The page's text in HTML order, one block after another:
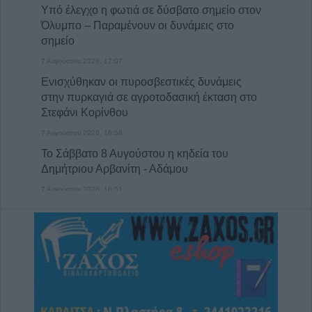
Υπό έλεγχο η φωτιά σε δύσβατο σημείο στον
Όλυμπο – Παραμένουν οι δυνάμεις στο
σημείο
7 Αυγούστου 2026, 17:07
Ενισχύθηκαν οι πυροσβεστικές δυνάμεις
στην πυρκαγιά σε αγροτοδασική έκταση στο
Στεφάνι Κορίνθου
7 Αυγούστου 2026, 16:58
Το Σάββατο 8 Αυγούστου η κηδεία του
Δημήτριου Αρβανίτη - Αδάμου
7 Αυγούστου 2026, 16:51
Κορυφώνεται η έξοδος του Αυγούστου –
Χιλιάδες επιβάτες αναχωρούν από τα
λιμάνια
7 Αυγούστου 2026, 16:36